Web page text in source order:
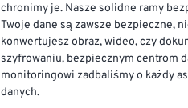
chronimy je. Nasze solidne ramy
Twoje dane są zawsze bezpieczne,
konwertujesz obraz, wideo, czy
szyfrowaniu, bezpiecznym centrom
monitoringowi zadbaliśmy o każdy
danych.